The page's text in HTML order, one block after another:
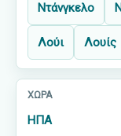
Ντάνγκελο
Λούι Λουίς
ΗΠΑ